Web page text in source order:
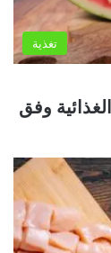
تغذية
وفق